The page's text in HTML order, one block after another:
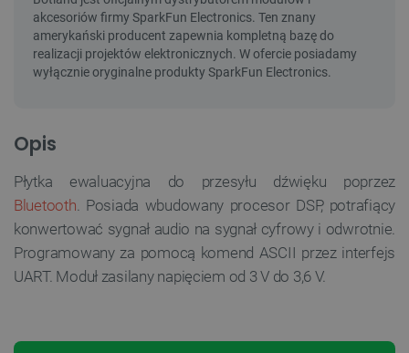
Opis
Płytka ewaluacyjna do przesyłu dźwięku poprzez
Bluetooth. Posiada wbudowany procesor DSP, potrafiący
konwertować sygnał audio na sygnał cyfrowy i odwrotnie.
Programowany za pomocą komend ASCII przez interfejs
UART. Moduł zasilany napięciem od 3 V do 3,6 V.